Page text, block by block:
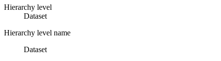
Hierarchy level
Dataset
Hierarchy level name
Dataset